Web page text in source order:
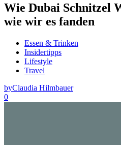
Wie Dubai Schnitzel
wie wir es fanden
Essen & Trinken
Insidertipps
Lifestyle
Travel
byClaudia Hilmbauer
0